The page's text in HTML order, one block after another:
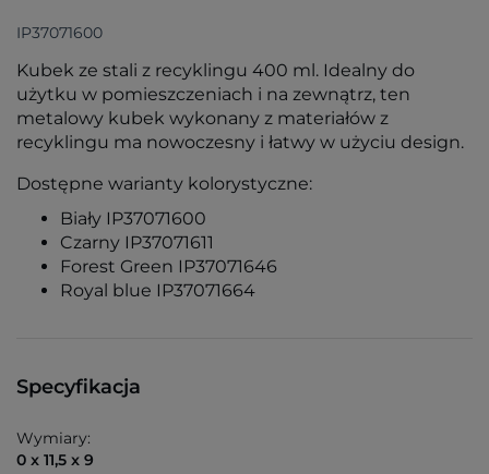
IP37071600
Kubek ze stali z recyklingu 400 ml. Idealny do
użytku w pomieszczeniach i na zewnątrz, ten
metalowy kubek wykonany z materiałów z
recyklingu ma nowoczesny i łatwy w użyciu design.
Dostępne warianty kolorystyczne:
Biały IP37071600
Czarny IP37071611
Forest Green IP37071646
Royal blue IP37071664
Specyfikacja
Wymiary:
0 x 11,5 x 9